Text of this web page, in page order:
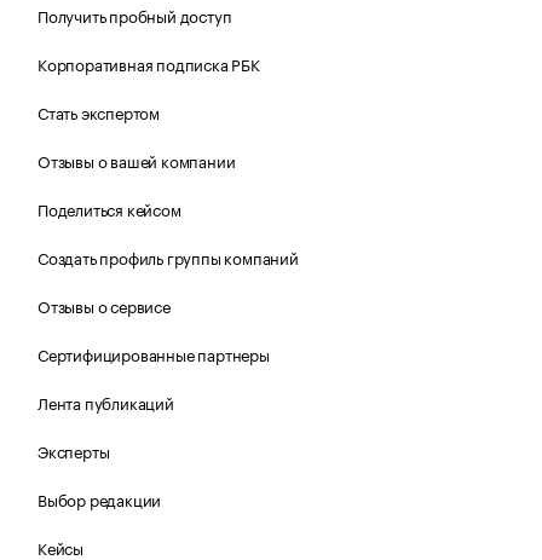
Получить пробный доступ
Корпоративная подписка РБК
Стать экспертом
Отзывы о вашей компании
Поделиться кейсом
Создать профиль группы компаний
Отзывы о сервисе
Сертифицированные партнеры
Лента публикаций
Эксперты
Выбор редакции
Кейсы